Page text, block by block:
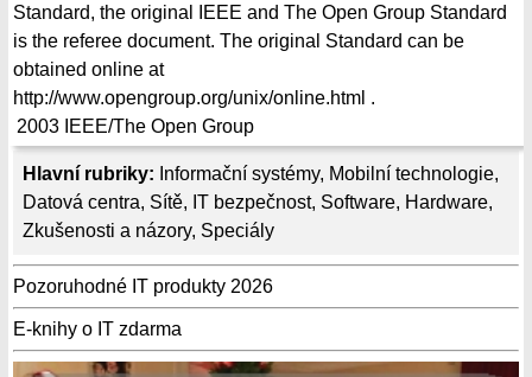
Hlavní rubriky: Informační systémy, Mobilní technologie,
Datová centra, Sítě, IT bezpečnost, Software, Hardware,
Zkušenosti a názory, Speciály
Pozoruhodné IT produkty 2026
E-knihy o IT zdarma
Standard, the original IEEE and The Open Group Standard
is the referee document. The original Standard can be
obtained online at
http://www.opengroup.org/unix/online.html .
2003 IEEE/The Open Group